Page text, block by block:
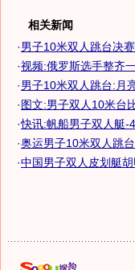
相关新闻
·男子10米双人跳台决
·视频:俄罗斯选手整齐
·男子10米双人跳台:月
·图文:男子双人10米台
·快讯:帆船男子双人艇-
·奥运男子10米双人跳
·中国男子双人皮划艇胡